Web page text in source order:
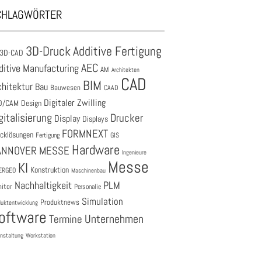
3D-CAD 3D-DruckAdditive Fertigung
ManufacturingAEC AM Architekten
Bau Bauwesen BIM CAAD CAD
CAM Design Digitaler Zwilling
Display Displays Drucker
Fertigung FORMNEXT GIS
MESSE Hardware Ingenieure
KI Konstruktion Maschinenbau Messe
Nachhaltigkeit Personalie PLM
Produktnews Simulation
Termine Unternehmen
Workstation